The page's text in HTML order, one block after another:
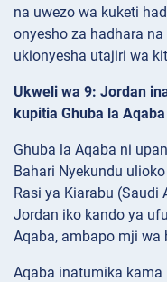
na uwezo wa kuketi
onyesho za hadhara
ukionyesha utajiri wa
Ukweli wa 9: Jordan
kupitia Ghuba la Aqaba
Ghuba la Aqaba ni
Bahari Nyekundu
Rasi ya Kiarabu (Saudi
Jordan iko kando ya
Aqaba, ambapo mji wa
Aqaba inatumika